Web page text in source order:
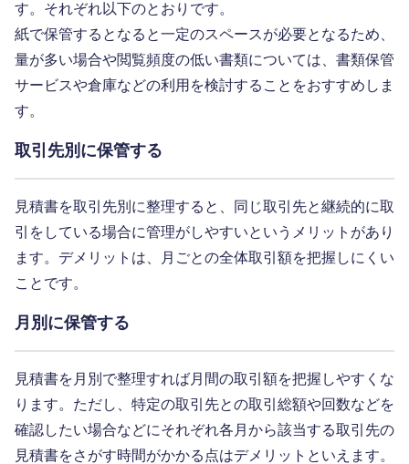
す。それぞれ以下のとおりです。
紙で保管するとなると一定のスペースが必要となるため、
量が多い場合や閲覧頻度の低い書類については、書類保管
サービスや倉庫などの利用を検討することをおすすめしま
す。
取引先別に保管する
見積書を取引先別に整理すると、同じ取引先と継続的に取
引をしている場合に管理がしやすいというメリットがあり
ます。デメリットは、月ごとの全体取引額を把握しにくい
ことです。
月別に保管する
見積書を月別で整理すれば月間の取引額を把握しやすくな
ります。ただし、特定の取引先との取引総額や回数などを
確認したい場合などにそれぞれ各月から該当する取引先の
見積書をさがす時間がかかる点はデメリットといえます。